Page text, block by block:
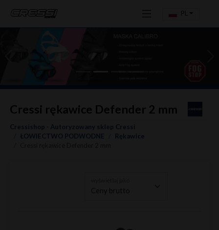
PL
Cressi rękawice Defender 2 mm
Cressishop - Autoryzowany sklep Cressi
ŁOWIECTWO PODWODNE
Rękawice